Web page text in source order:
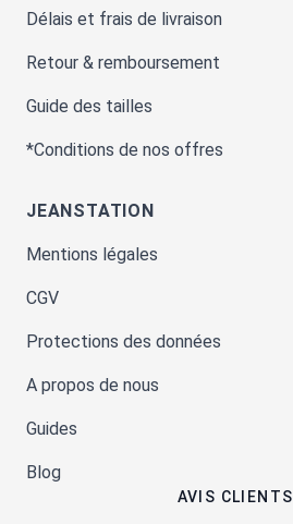
Délais et frais de livraison
Retour & remboursement
Guide des tailles
*Conditions de nos offres
JEANSTATION
Mentions légales
CGV
Protections des données
A propos de nous
Guides
Blog
AVIS CLIENTS